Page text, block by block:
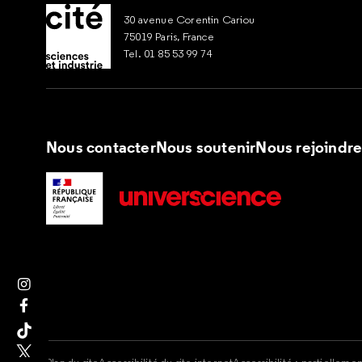
Suivez nous sur Instagram
Suivez nous sur Facebook
30 avenue Corentin Cariou
75019 Paris, France
Tel. 01 85 53 99 74
Nous contacterNous soutenirNous rejoindre